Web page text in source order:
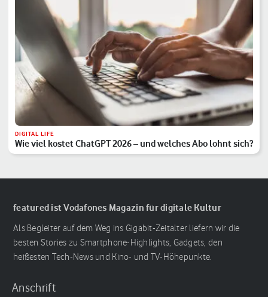
DIGITAL LIFE
Wie viel kostet ChatGPT 2026 – und welches Abo lohnt sich?
featured ist Vodafones Magazin für digitale Kultur
Als Begleiter auf dem Weg ins Gigabit-Zeitalter liefern wir die
besten Stories zu Smartphone-Highlights, Gadgets, den
heißesten Tech-News und Kino- und TV-Höhepunkte.
Anschrift